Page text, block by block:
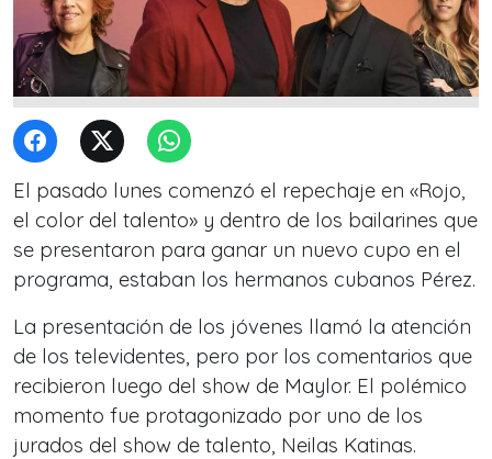
El pasado lunes comenzó el repechaje en «Rojo,
el color del talento» y dentro de los bailarines que
se presentaron para ganar un nuevo cupo en el
programa, estaban los hermanos cubanos Pérez.
La presentación de los jóvenes llamó la atención
de los televidentes, pero por los comentarios que
recibieron luego del show de Maylor. El polémico
momento fue protagonizado por uno de los
jurados del show de talento, Neilas Katinas.